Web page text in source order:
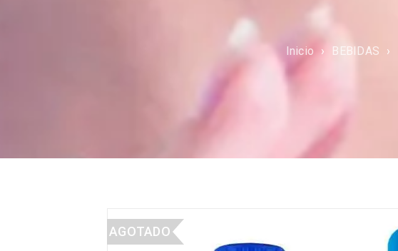
Inicio › BEBIDAS ›
AGOTADO